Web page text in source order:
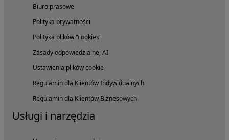
Biuro prasowe
Polityka prywatności
Polityka plików "cookies"
Zasady odpowiedzialnej AI
Ustawienia plików cookie
Regulamin dla Klientów Indywidualnych
Regulamin dla Klientów Biznesowych
Usługi i narzędzia